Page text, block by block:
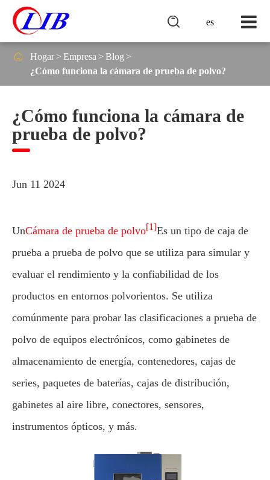
es

 Hogar Empresa
Blog
¿Cómo funciona la cámara de prueba de polvo?
¿Cómo funciona la cámara de
prueba de polvo?
Jun 11 2024
UnCámara de prueba de polvo[1]Es un tipo de caja de
prueba a prueba de polvo que se utiliza para simular y
evaluar el rendimiento y la confiabilidad de los
productos en entornos polvorientos. Se utiliza
comúnmente para probar las clasificaciones a prueba de
polvo de equipos electrónicos, como gabinetes de
almacenamiento de energía, contenedores, cajas de
series, paquetes de baterías, cajas de distribución,
gabinetes al aire libre, conectores, sensores,
instrumentos ópticos, y más.